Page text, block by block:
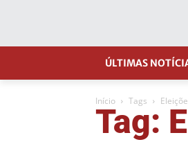
ÚLTIMAS
Início Tags
Tag: